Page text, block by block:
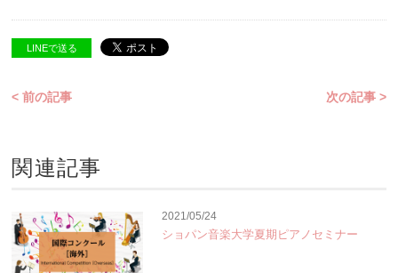
LINEで送る
< 前の記事 次の記事 >
関連記事
2021/05/24
ショパン音楽大学夏期ピアノセミナー